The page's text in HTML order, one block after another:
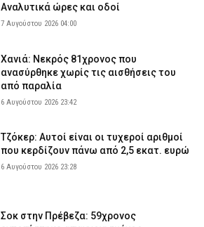
Αναλυτικά ώρες και οδοί
7 Αυγούστου 2026 04:00
Χανιά: Νεκρός 81χρονος που
ανασύρθηκε χωρίς τις αισθήσεις του
από παραλία
6 Αυγούστου 2026 23:42
Τζόκερ: Αυτοί είναι οι τυχεροί αριθμοί
που κερδίζουν πάνω από 2,5 εκατ. ευρώ
6 Αυγούστου 2026 23:28
Σοκ στην Πρέβεζα: 59χρονος